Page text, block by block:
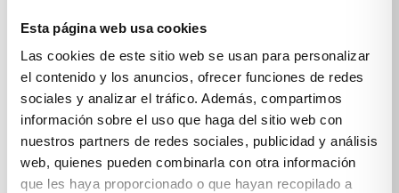
Esta página web usa cookies
Las cookies de este sitio web se usan para personalizar
el contenido y los anuncios, ofrecer funciones de redes
sociales y analizar el tráfico. Además, compartimos
información sobre el uso que haga del sitio web con
nuestros partners de redes sociales, publicidad y análisis
web, quienes pueden combinarla con otra información
que les haya proporcionado o que hayan recopilado a
tu correo.
NOMBRE